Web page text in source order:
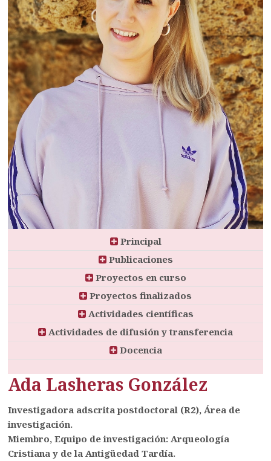
Principal
Publicaciones
Proyectos en curso
Proyectos finalizados
Actividades científicas
Actividades de difusión y transferencia
Docencia
Ada Lasheras González
Investigadora adscrita postdoctoral (R2), Área de
investigación.
Miembro, Equipo de investigación: Arqueología
Cristiana y de la Antigüedad Tardía.